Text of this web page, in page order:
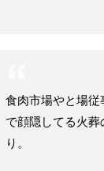
食肉市場やと場
で顔隠してる火
り。